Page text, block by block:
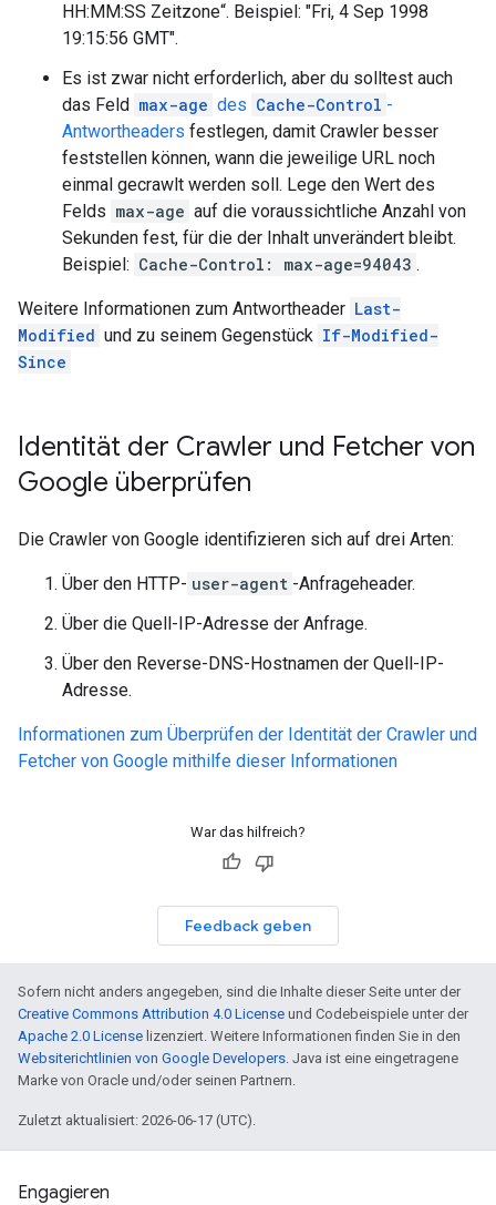
HH:MM:SS Zeitzone“. Beispiel: "Fri, 4 Sep 1998
19:15:56 GMT".
Es ist zwar nicht erforderlich, aber du solltest auch
das Feld max-age des Cache-Control -
Antwortheaders festlegen, damit Crawler besser
feststellen können, wann die jeweilige URL noch
einmal gecrawlt werden soll. Lege den Wert des
Felds max-age auf die voraussichtliche Anzahl von
Sekunden fest, für die der Inhalt unverändert bleibt.
Beispiel: Cache-Control: max-age=94043 .
Weitere Informationen zum Antwortheader Last-
Modified und zu seinem Gegenstück If-Modified-
Since
Identität der Crawler und Fetcher von
Google überprüfen
Die Crawler von Google identifizieren sich auf drei Arten:
Über den HTTP- user-agent -Anfrageheader.
Über die Quell-IP-Adresse der Anfrage.
Über den Reverse-DNS-Hostnamen der Quell-IP-
Adresse.
Informationen zum Überprüfen der Identität der Crawler und
Fetcher von Google mithilfe dieser Informationen
War das hilfreich?
Feedback geben
Sofern nicht anders angegeben, sind die Inhalte dieser Seite unter der
Creative Commons Attribution 4.0 License und Codebeispiele unter der
Apache 2.0 License lizenziert. Weitere Informationen finden Sie in den
Websiterichtlinien von Google Developers. Java ist eine eingetragene
Marke von Oracle und/oder seinen Partnern.
Zuletzt aktualisiert: 2026-06-17 (UTC).
Engagieren